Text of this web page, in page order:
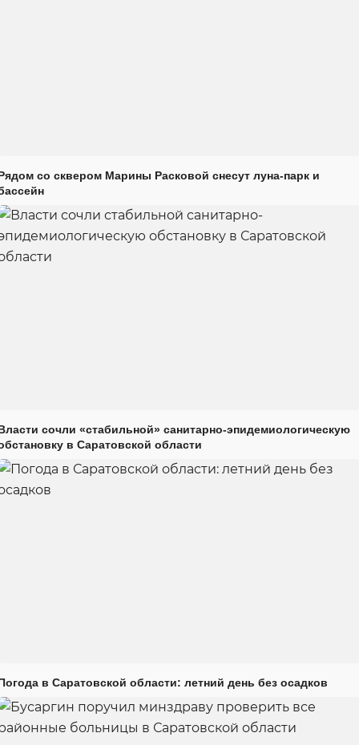
со сквером Марины Расковой снесут луна-парк и
сочли «стабильной» санитарно-эпидемиологическую
в Саратовской области
в Саратовской области: летний день без осадков